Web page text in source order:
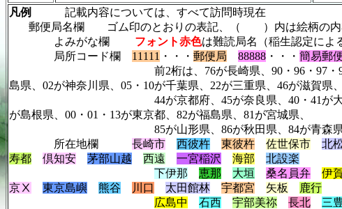
凡例
記載内容については、すべて訪問時現在
郵便局名欄 ゴム印のとおりの表記、（ ）内は絵柄の内
よみがな欄 フォント赤色は難読局名（稲生認定によ
局所コード欄 11111 ・・・ 郵便局 88888 ・・・ 簡易郵
前2桁は、76が長崎県、90・96・97・98・99が北海道
島県、02が神奈川県、05・10が千葉県、22が三重県、46が滋賀県、
44が京都府、45が奈良県、40・41が大阪府、03が埼玉
が島根県、00・01・13が東京都、82が福島県、81が宮城県、
85が山形県、86が秋田県、84が青森県、83が岩
所在地欄 長崎市 西彼杵 東彼杵 佐世保市 北
寿都
倶知安 茅部山越 西遠 一宮稲沢 海部
北設楽
下伊那
恵那 大垣 桑名員弁 伊
京Ⅹ
東京島嶼 熊谷 川口 太田館林 宇都宮 矢板
鹿行
広島中
石西 宇部美祢 長北 三